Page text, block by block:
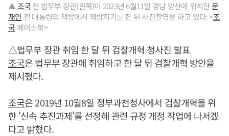
▲조국전 법무부 장관(왼쪽)이 2023년 6월11일 경남 양산에 위치한문
재인 전 대통령의 책방에서 책방지기를 한 뒤 사진촬영을 하고 있다. <조
국페이스북>
△법무부 장관 취임 한 달 뒤 검찰개혁 청사진 발표
조국은 법무부 장관에 취임하고 한 달 뒤 검찰개혁 방안을
제시했다.
조국은 2019년 10월8일 정부과천청사에서 검찰개혁을 위
한 '신속 추진과제'를 선정해 관련 규정 개정 작업에 나서겠
다고 밝혔다.